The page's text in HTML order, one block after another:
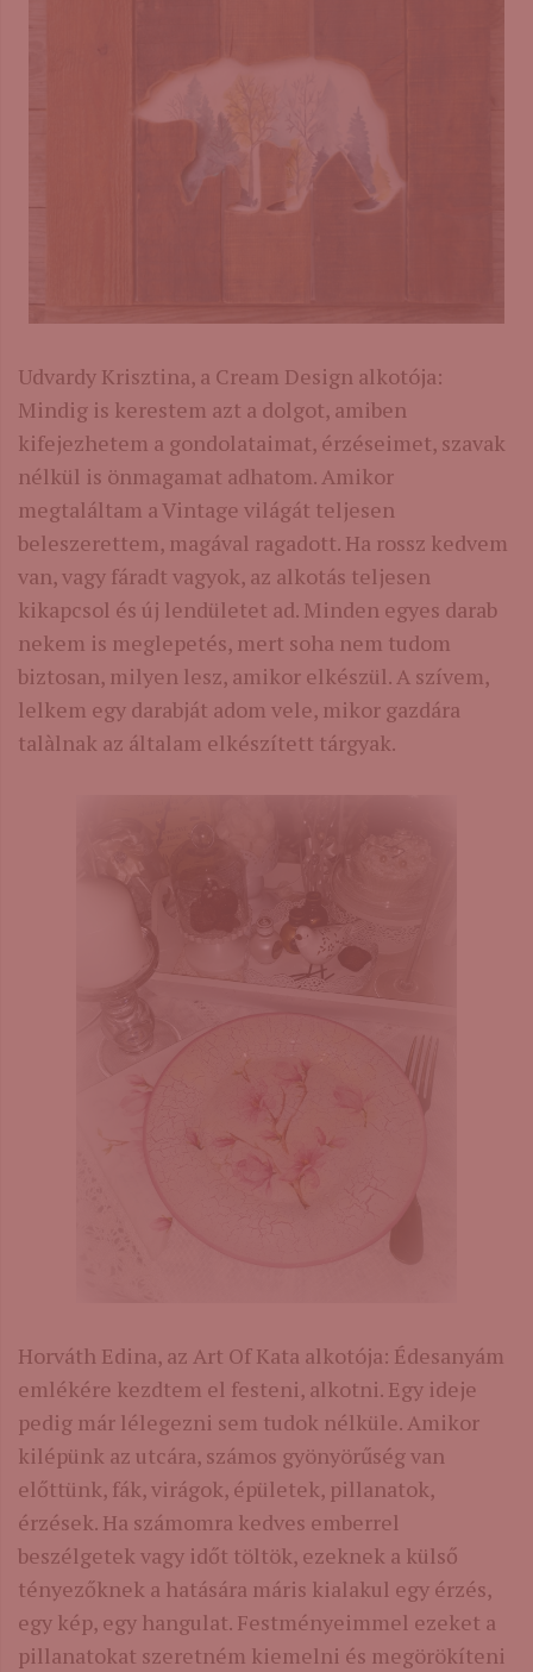
Udvardy Krisztina, a Cream Design alkotója:
Mindig is kerestem azt a dolgot, amiben
kifejezhetem a gondolataimat, érzéseimet, szavak
nélkül is önmagamat adhatom. Amikor
megtaláltam a Vintage világát teljesen
beleszerettem, magával ragadott. Ha rossz kedvem
van, vagy fáradt vagyok, az alkotás teljesen
kikapcsol és új lendületet ad. Minden egyes darab
nekem is meglepetés, mert soha nem tudom
biztosan, milyen lesz, amikor elkészül. A szívem,
lelkem egy darabját adom vele, mikor gazdára
talàlnak az általam elkészített tárgyak.
Horváth Edina, az Art Of Kata alkotója: Édesanyám
emlékére kezdtem el festeni, alkotni. Egy ideje
pedig már lélegezni sem tudok nélküle. Amikor
kilépünk az utcára, számos gyönyörűség van
előttünk, fák, virágok, épületek, pillanatok,
érzések. Ha számomra kedves emberrel
beszélgetek vagy időt töltök, ezeknek a külső
tényezőknek a hatására máris kialakul egy érzés,
egy kép, egy hangulat. Festményeimmel ezeket a
pillanatokat szeretném kiemelni és megörökíteni